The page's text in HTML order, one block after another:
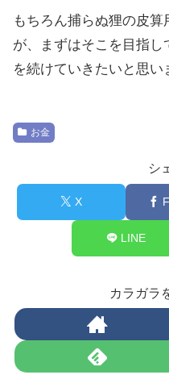
もちろん捕らぬ狸の皮
が、まずはそこを目指
を続けていきたいと思い
お金
シ
X
LINE
カラガラ